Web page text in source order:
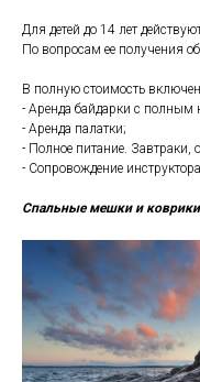
Для детей до 14 лет
По вопросам ее получения
В полную стоимость
- Аренда байдарки с полным
- Аренда палатки;
- Полное питание. Завтраки,
- Сопровождение
Спальные мешки и